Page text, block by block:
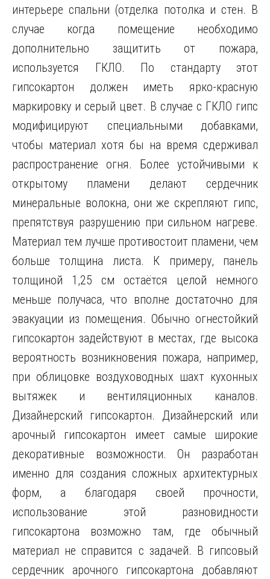
интерьере спальни (отделка потолка и стен. В
случае когда помещение необходимо
дополнительно защитить от пожара,
используется ГКЛО. По стандарту этот
гипсокартон должен иметь ярко-красную
маркировку и серый цвет. В случае с ГКЛО гипс
модифицируют специальными добавками,
чтобы материал хотя бы на время сдерживал
распространение огня. Более устойчивыми к
открытому пламени делают сердечник
минеральные волокна, они же скрепляют гипс,
препятствуя разрушению при сильном нагреве.
Материал тем лучше противостоит пламени, чем
больше толщина листа. К примеру, панель
толщиной 1,25 см остаётся целой немного
меньше получаса, что вполне достаточно для
эвакуации из помещения. Обычно огнестойкий
гипсокартон задействуют в местах, где высока
вероятность возникновения пожара, например,
при облицовке воздуховодных шахт кухонных
вытяжек и вентиляционных каналов.
Дизайнерский гипсокартон. Дизайнерский или
арочный гипсокартон имеет самые широкие
декоративные возможности. Он разработан
именно для создания сложных архитектурных
форм, а благодаря своей прочности,
использование этой разновидности
гипсокартона возможно там, где обычный
материал не справится с задачей. В гипсовый
сердечник арочного гипсокартона добавляют